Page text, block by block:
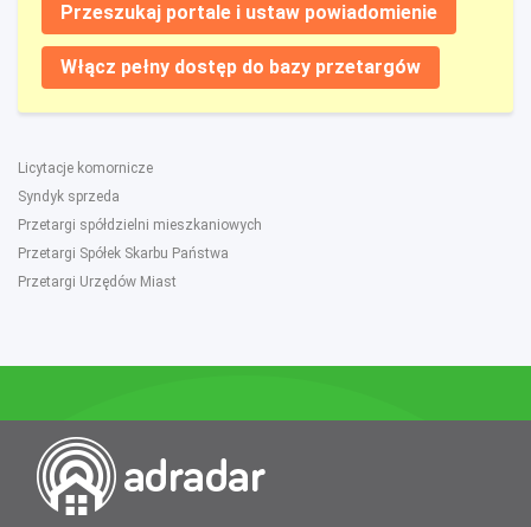
Przeszukaj portale i ustaw powiadomienie
Włącz pełny dostęp do bazy przetargów
Licytacje komornicze
Syndyk sprzeda
Przetargi spółdzielni mieszkaniowych
Przetargi Spółek Skarbu Państwa
Przetargi Urzędów Miast